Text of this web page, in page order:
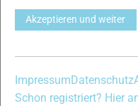
xc-ski.de in Social
instagram
Akzeptieren und weiter
Impressum Datenschutz
Schon registriert? Hier